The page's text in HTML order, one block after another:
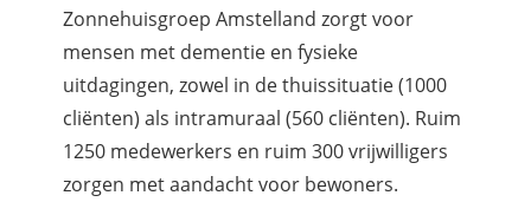
Zonnehuisgroep Amstelland zorgt voor
mensen met dementie en fysieke
uitdagingen, zowel in de thuissituatie (1000
cliënten) als intramuraal (560 cliënten). Ruim
1250 medewerkers en ruim 300 vrijwilligers
zorgen met aandacht voor bewoners.